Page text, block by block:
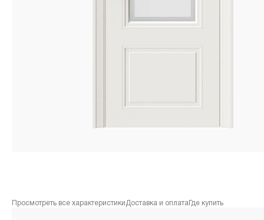
Просмотреть все характеристики Доставка и оплата Где купить